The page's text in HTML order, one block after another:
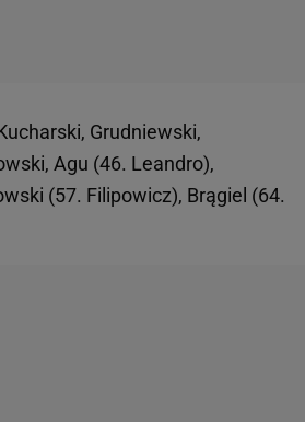
Grudniewski,
Agu (46. Leandro),
(57. Filipowicz), Brągiel (64.